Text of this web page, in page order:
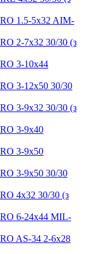
1.5-5x32 AIM-
2-7x32 30/30 (з
3-10x44
3-12x50 30/30
3-9x32 30/30 (з
3-9x40
3-9x50
3-9x50 30/30
4x32 30/30 (з
6-24x44 MIL-
AS-34 2-6x28